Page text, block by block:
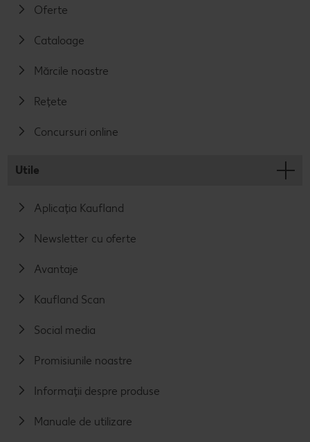
Oferte
Cataloage
Mărcile noastre
Rețete
Concursuri online
Utile
Aplicația Kaufland
Newsletter cu oferte
Avantaje
Kaufland Scan
Social media
Promisiunile noastre
Informații despre produse
Manuale de utilizare